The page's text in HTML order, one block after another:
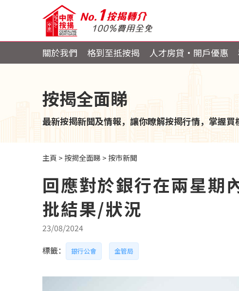
關於我們 格到至抵按揭 人才房貸・開戶優惠
按揭全面睇
最新按揭新聞及情報，讓你瞭解按揭行情，掌握買
主頁 >按揭全面睇 >按市新聞
回應對於銀行在兩星期
批結果/狀況
23/08/2024
標籤：
銀行公會 金管局